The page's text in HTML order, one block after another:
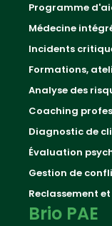
Programme
Médecine
Incidents
Formations,
Analyse des
Coaching
Diagnostic de
Évaluation
Gestion de
Reclassement
Brio PAE